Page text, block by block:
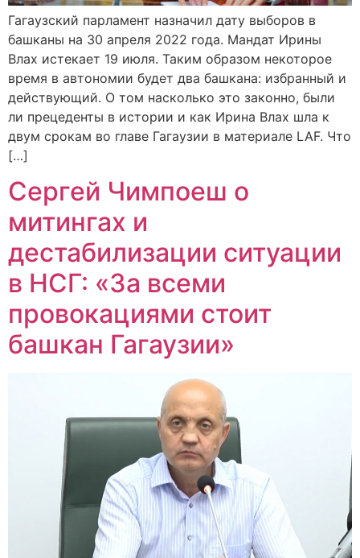
Гагаузский парламент назначил дату выборов в
башканы на 30 апреля 2022 года. Мандат Ирины
Влах истекает 19 июля. Таким образом некоторое
время в автономии будет два башкана: избранный и
действующий. О том насколько это законно, были
ли прецеденты в истории и как Ирина Влах шла к
двум срокам во главе Гагаузии в материале LAF. Что
[…]
Сергей Чимпоеш о
митингах и
дестабилизации ситуации
в НСГ: «За всеми
провокациями стоит
башкан Гагаузии»